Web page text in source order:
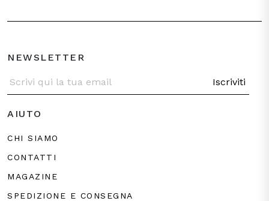
NEWSLETTER
Iscriviti
AIUTO
CHI SIAMO
CONTATTI
MAGAZINE
SPEDIZIONE E CONSEGNA